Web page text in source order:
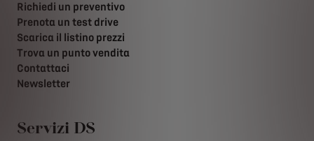
Richiedi un preventivo
Prenota un test drive
Scarica il listino prezzi
Trova un punto vendita
Contattaci
Newsletter
Servizi DS